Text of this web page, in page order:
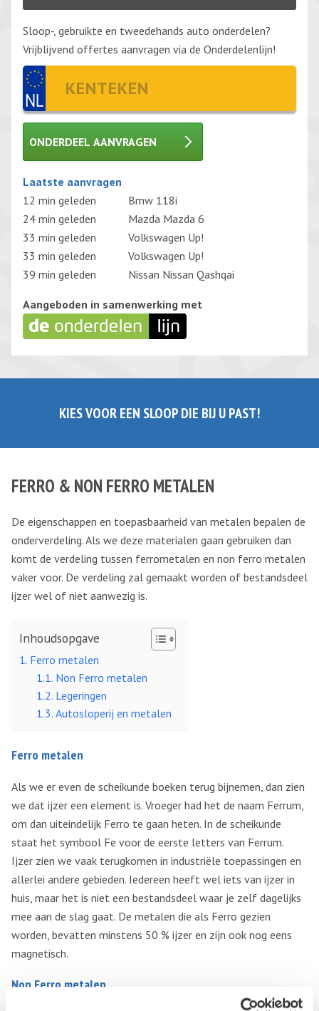
Sloop-, gebruikte en tweedehands auto onderdelen?
Vrijblijvend offertes aanvragen via de Onderdelenlijn!
ONDERDEEL AANVRAGEN
Gelieve dit veld leeg te laten.
Laatste aanvragen
12 min geleden
Bmw 118i
24 min geleden
Mazda Mazda 6
33 min geleden
Volkswagen Up!
33 min geleden
Volkswagen Up!
39 min geleden
Nissan Nissan Qashqai
Aangeboden in samenwerking met
KIES VOOR EEN SLOOP DIE BIJ U PAST!
FERRO & NON FERRO METALEN
De eigenschappen en toepasbaarheid van metalen bepalen de
onderverdeling. Als we deze materialen gaan gebruiken dan
komt de verdeling tussen ferrometalen en non ferro metalen
vaker voor. De verdeling zal gemaakt worden of bestandsdeel
ijzer wel of niet aanwezig is.
Inhoudsopgave
Ferro metalen
Non Ferro metalen
Legeringen
Autosloperij en metalen
Ferro metalen
Als we er even de scheikunde boeken terug bijnemen, dan zien
we dat ijzer een element is. Vroeger had het de naam Ferrum,
om dan uiteindelijk Ferro te gaan heten. In de scheikunde
staat het symbool Fe voor de eerste letters van Ferrum.
Ijzer zien we vaak terugkomen in industriële toepassingen en
allerlei andere gebieden. Iedereen heeft wel iets van ijzer in
huis, maar het is niet een bestandsdeel waar je zelf dagelijks
mee aan de slag gaat. De metalen die als Ferro gezien
worden, bevatten minstens 50 % ijzer en zijn ook nog eens
magnetisch.
Non Ferro metalen